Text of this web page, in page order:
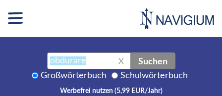
X Suchen
Großwörterbuch Schulwörterbuch
Werbefrei nutzen (5,99 EUR/Jahr)